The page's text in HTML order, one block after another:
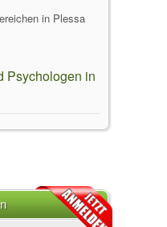
in Plessa
Psychologen in